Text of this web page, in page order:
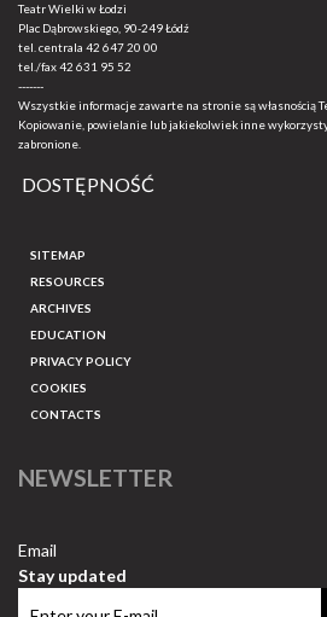
Teatr Wielki w Łodzi
Plac Dąbrowskiego, 90-249 Łódź
tel. centrala 42 647 20 00
tel./fax42 631 95 52
-------
Wszystkie informacje zawarte na stronie są własnością
Kopiowanie, powielanie lub jakiekolwiek inne
zabronione.
DOSTĘPNOŚĆ
SITEMAP
RESOURCES
ARCHIVES
EDUCATION
PRIVACY POLICY
COOKIES
CONTACTS
NEWSLETTER
Email
Stay updated